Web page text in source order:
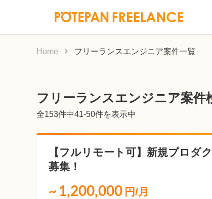
Home フリーランスエンジニア案件一覧
フリーランスエンジニア案件
全153件中41-50件を表示中
【フルリモート可】新規プロダ
募集！
~ 1,200,000 円/月